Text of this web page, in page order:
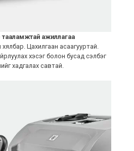
тааламжтай ажиллагаа
Цахилгаан асаагууртай.
хэсэг болон бусад сэлбэг
хадгалах савтай.